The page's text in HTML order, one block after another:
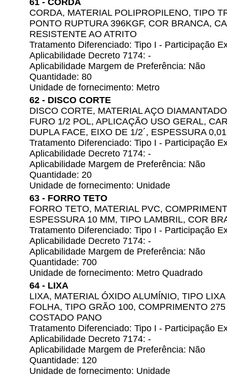
61 - CORDA
CORDA, MATERIAL POLIPROPILENO, TIPO
PONTO RUPTURA 396KGF, COR BRANCA,
RESISTENTE AO ATRITO
Tratamento Diferenciado: Tipo I - Participação
Aplicabilidade Decreto 7174: -
Aplicabilidade Margem de Preferência: Não
Quantidade: 80
Unidade de fornecimento: Metro
62 - DISCO CORTE
DISCO CORTE, MATERIAL AÇO
FURO 1/2 POL, APLICAÇÃO USO GERAL,
DUPLA FACE, EIXO DE 1/2´, ESPESSURA
Tratamento Diferenciado: Tipo I - Participação
Aplicabilidade Decreto 7174: -
Aplicabilidade Margem de Preferência: Não
Quantidade: 20
Unidade de fornecimento: Unidade
63 - FORRO TETO
FORRO TETO, MATERIAL PVC,
ESPESSURA 10 MM, TIPO LAMBRIL, COR
Tratamento Diferenciado: Tipo I - Participação
Aplicabilidade Decreto 7174: -
Aplicabilidade Margem de Preferência: Não
Quantidade: 700
Unidade de fornecimento: Metro Quadrado
64 - LIXA
LIXA, MATERIAL ÓXIDO ALUMÍNIO, TIPO
FOLHA, TIPO GRÃO 100, COMPRIMENTO
COSTADO PANO
Tratamento Diferenciado: Tipo I - Participação
Aplicabilidade Decreto 7174: -
Aplicabilidade Margem de Preferência: Não
Quantidade: 120
Unidade de fornecimento: Unidade